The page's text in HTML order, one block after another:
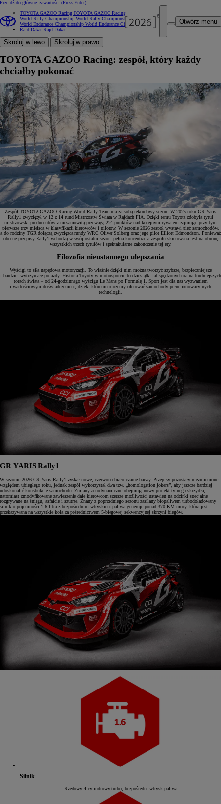
Przejdź do głównej zawartości (Press Enter)
Otwórz menu
TOYOTA GAZOO Racing TOYOTA GAZOO Racing
World Rally Championship World Rally Championship
World Endurance Championship World Endurance Championship
Rajd DakarRajd Dakar
Skroluj w lewo Skroluj w prawo
TOYOTA GAZOO Racing: zespół, który każdy
chciałby pokonać
Zespół TOYOTA GAZOO Racing World Rally Team ma za sobą rekordowy sezon. W 2025 roku GR Yaris
Rally1 zwyciężył w 12 z 14 rund Mistrzostw Świata w Rajdach FIA. Dzięki temu Toyota zdobyła tytuł
mistrzowski producentów z niesamowitą przewagą 224 punktów nad kolejnym rywalem zajmując przy tym
pierwsze trzy miejsca w klasyfikacji kierowców i pilotów. W sezonie 2026 zespół wystawi pięć samochodów,
a do rodziny TGR dołączą zwycięzca rundy WRC Oliver Solberg oraz jego pilot Elliott Edmondson. Ponieważ
obecne przepisy Rally1 wchodzą w swój ostatni sezon, pełna koncentracja zespołu skierowana jest na obronę
wszystkich trzech tytułów i spektakularne zakończenie tej ery.
Filozofia nieustannego ulepszania
Wyścigi to siła napędowa motoryzacji. To właśnie dzięki nim można tworzyć szybsze, bezpieczniejsze
i bardziej wytrzymałe pojazdy. Historia Toyoty w motorsporcie to dziesiątki lat spędzonych na najtrudniejszych
torach świata – od 24-godzinnego wyścigu Le Mans po Formułę 1. Sport jest dla nas wyzwaniem
i wartościowym doświadczeniem, dzięki któremu możemy oferować samochody pełne innowacyjnych
technologii.
GR YARIS Rally1
W sezonie 2026 GR Yaris Rally1 zyskał nowe, czerwono-biało-czarne barwy. Przepisy pozostały niezmienione
względem ubiegłego roku, jednak zespół wykorzystał dwa tzw. „homologation jokers”, aby jeszcze bardziej
udoskonalić konstrukcję samochodu. Zmiany aerodynamiczne obejmują nowy projekt tylnego skrzydła,
natomiast zmodyfikowane zawieszenie daje kierowcom szersze możliwości ustawień na odcinki specjalne
rozgrywane na śniegu, asfalcie i szutrze. Znany z poprzedniego sezonu zasilany biopaliwem turbodoładowany
silnik o pojemności 1,6 litra z bezpośrednim wtryskiem paliwa generuje ponad 370 KM mocy, która jest
przekazywana na wszystkie koła za pośrednictwem 5-biegowej sekwencyjnej skrzyni biegów.
Silnik
Rzędowy 4-cylindrowy turbo, bezpośredni wtrysk paliwa